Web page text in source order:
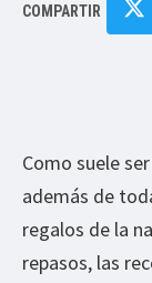
COMPARTIR
Como suele
además de
regalos de la
repasos, las